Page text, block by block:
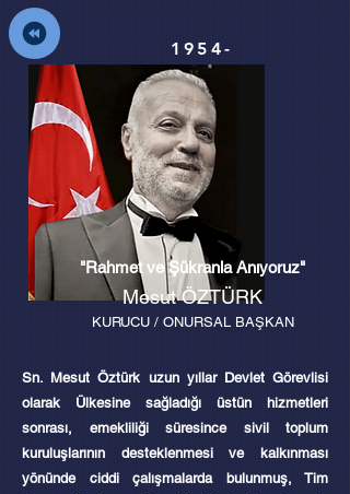
1954-
Sn. Mesut Öztürk uzun yıllar Devlet Görevlisi
olarak Ülkesine sağladığı üstün hizmetleri
sonrası, emekliliği süresince sivil toplum
kuruluşlarının desteklenmesi ve kalkınması
yönünde ciddi çalışmalarda bulunmuş, Tim
"Rahmet ve Şükranla Anıyoruz"
Mesut ÖZTÜRK
KURUCU / ONURSAL BAŞKAN